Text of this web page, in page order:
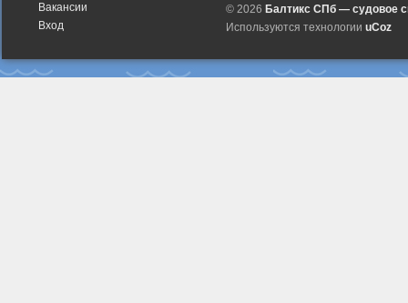
Вакансии
Вход
© 2026 Балтикс СПб — судовое
Используются технологии uCoz